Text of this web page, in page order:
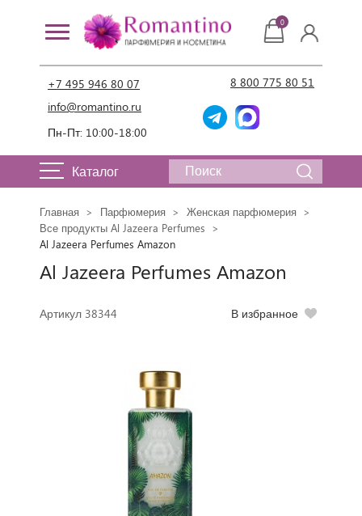
+7 495 946 80 07
info@romantino.ru
Пн-Пт: 10:00-18:00
8 800 775 80 51
0
Каталог
Главная Парфюмерия
Женская парфюмерия
Все продукты Al Jazeera Perfumes
Al Jazeera Perfumes Amazon
Al Jazeera Perfumes Amazon
Артикул 38344 В избранное